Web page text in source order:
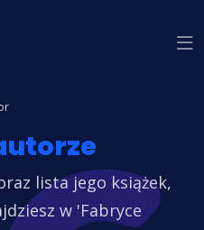
lista jego książek,
w 'Fabryce